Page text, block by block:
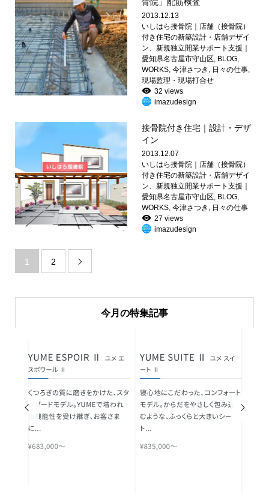
2013.12.13
いしはら接骨院｜店舗（接骨院）
付き住宅の新築設計・店舗デザイ
ン、新規独立開業サポート支援｜
愛知県名古屋市守山区 BLOG
WORKS ,今津さつき 日々の仕事
現場監理・現場打合せ
32 views
imazudesign
接骨院付き住宅｜設計・デザ
イン
2013.12.07
いしはら接骨院｜店舗（接骨院）
付き住宅の新築設計・店舗デザイ
ン、新規独立開業サポート支援｜
愛知県名古屋市守山区 BLOG
WORKS ,今津さつき
日々の仕事
27 views
imazudesign
1 2 
今月の特集記事
 